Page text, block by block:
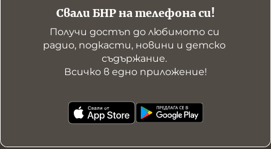
Свали БНР на телефона си!
Получи достъп до любимото си
радио, подкасти, новини и детско
съдържание.
Всичко в едно приложение!